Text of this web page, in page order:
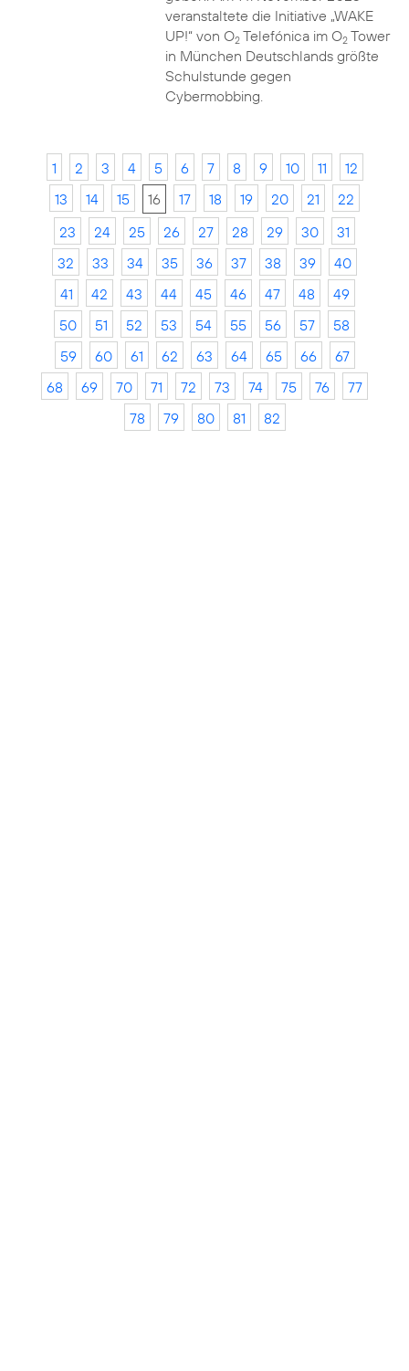
veranstaltete die Initiative „WAKE
UP!“ von O2Telefónica im O2Tower
in München Deutschlands größte
Schulstunde gegen
Cybermobbing.
1 2 3 4 5 6 7 8 9 10 11
12
13
14 15 16 17 18 19 20 21
22
23
24 25 26 27 28 29 30
31
32
33 34 35 36 37 38 39
40
41
42 43 44 45 46 47 48
49
50
51 52 53 54 55 56 57
58
59
60 61 62 63 64 65 66
67
68
69 70 71 72 73 74 75 76
77
78
79 80 81 82